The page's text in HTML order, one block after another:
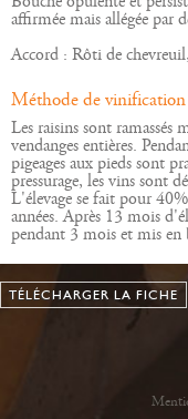
affirmée mais allégée par
Accord : Rôti de
Méthode de vinification
Les raisins sont ramassés
vendanges entières.
pigeages aux pieds sont
pressurage, les vins sont
L'élevage se fait pour
années. Après 13 mois
pendant 3 mois et mis
TÉLÉCHARGER LA FICHE